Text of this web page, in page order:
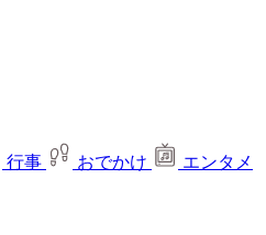
行事 おでかけ エンタメ